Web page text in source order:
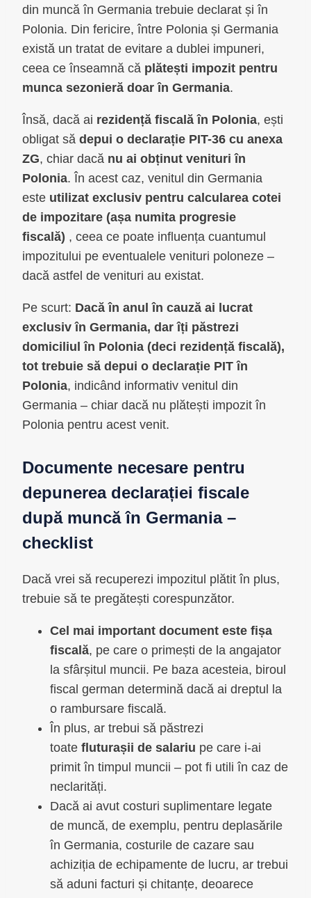
din muncă în Germania trebuie declarat și în
Polonia. Din fericire, între Polonia și Germania
există un tratat de evitare a dublei impuneri,
ceea ce înseamnă că plătești impozit pentru
munca sezonieră doar în Germania.
Însă, dacă ai rezidență fiscală în Polonia, ești
obligat să depui o declarație PIT-36 cu anexa
ZG, chiar dacă nu ai obținut venituri în
Polonia. În acest caz, venitul din Germania
este utilizat exclusiv pentru calcularea cotei
de impozitare (așa numita progresie
fiscală) , ceea ce poate influența cuantumul
impozitului pe eventualele venituri poloneze –
dacă astfel de venituri au existat.
Pe scurt: Dacă în anul în cauză ai lucrat
exclusiv în Germania, dar îți păstrezi
domiciliul în Polonia (deci rezidență fiscală),
tot trebuie să depui o declarație PIT în
Polonia, indicând informativ venitul din
Germania – chiar dacă nu plătești impozit în
Polonia pentru acest venit.
Documente necesare pentru
depunerea declarației fiscale
după muncă în Germania –
checklist
Dacă vrei să recuperezi impozitul plătit în plus,
trebuie să te pregătești corespunzător.
Cel mai important document este fișa
fiscală, pe care o primești de la angajator
la sfârșitul muncii. Pe baza acesteia, biroul
fiscal german determină dacă ai dreptul la
o rambursare fiscală.
În plus, ar trebui să păstrezi
toate fluturașii de salariu pe care i-ai
primit în timpul muncii – pot fi utili în caz de
neclarități.
Dacă ai avut costuri suplimentare legate
de muncă, de exemplu, pentru deplasările
în Germania, costurile de cazare sau
achiziția de echipamente de lucru, ar trebui
să aduni facturi și chitanțe, deoarece